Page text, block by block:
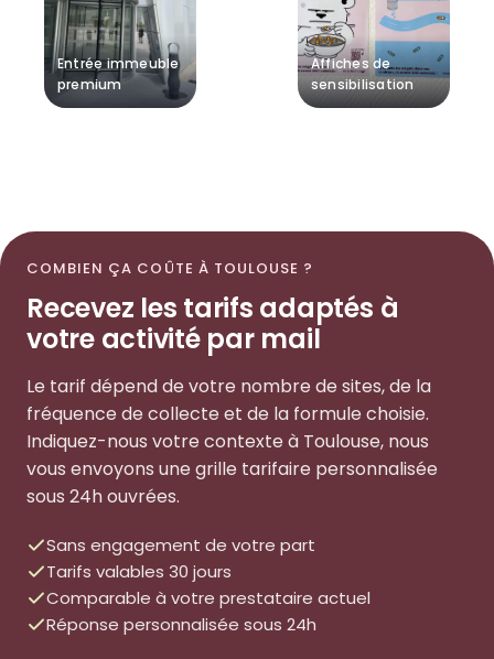
Entrée immeuble
premium
Affiches de
sensibilisation
COMBIEN ÇA COÛTE À TOULOUSE ?
Recevez les tarifs adaptés à
votre activité par mail
Le tarif dépend de votre nombre de sites, de la
fréquence de collecte et de la formule choisie.
Indiquez-nous votre contexte à Toulouse, nous
vous envoyons une grille tarifaire personnalisée
sous 24h ouvrées.
Sans engagement de votre part
Tarifs valables 30 jours
Comparable à votre prestataire actuel
Réponse personnalisée sous 24h